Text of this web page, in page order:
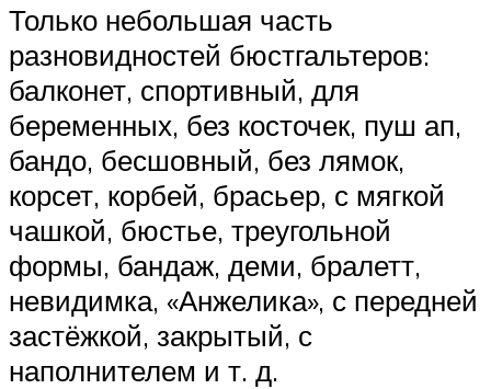
Только небольшая часть
разновидностей бюстгальтеров:
балконет, спортивный, для
беременных, без косточек, пуш ап,
бандо, бесшовный, без лямок,
корсет, корбей, брасьер, с мягкой
чашкой, бюстье, треугольной
формы, бандаж, деми, бралетт,
невидимка, «Анжелика», с передней
застёжкой, закрытый, с
наполнителем и т. д.